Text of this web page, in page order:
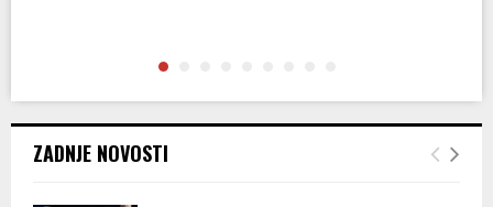
ZADNJE NOVOSTI